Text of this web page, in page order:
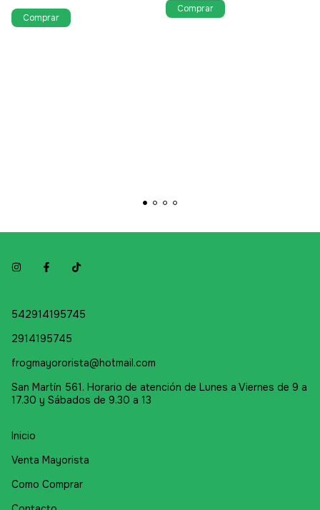
542914195745
2914195745
frogmayororista@hotmail.com
San Martín 561. Horario de atención de Lunes a Viernes de 9 a
17.30 y Sábados de 9.30 a 13
Inicio
Venta Mayorista
Como Comprar